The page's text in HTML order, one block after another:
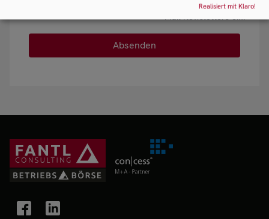
Zusendung eines E-
Mail-Newsletters ein.
Realisiert mit Klaro!